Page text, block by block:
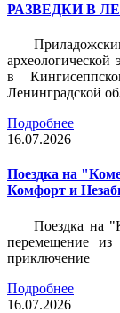
РАЗВЕДКИ В
в
Ленинградской
Подробнее
16.07.2026
Поездка на
Комфорт и
Поездка на
перемещение
приключение
Подробнее
16.07.2026